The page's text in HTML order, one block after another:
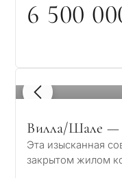
6 500 00
1 / 8
Вилла/Шале —
Эта изысканная
закрытом жилом